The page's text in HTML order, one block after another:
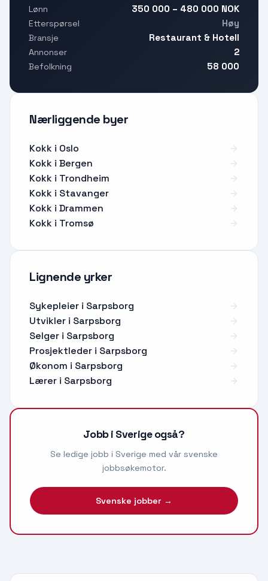
Lønn 350 000 – 480 000 NOK
Etterspørsel Høy
Bransje Restaurant & Hotell
Annonser 2
Befolkning 58 000
Nærliggende byer
Kokk i Oslo
Kokk i Bergen
Kokk i Trondheim
Kokk i Stavanger
Kokk i Drammen
Kokk i Tromsø
Lignende yrker
Sykepleier i Sarpsborg
Utvikler i Sarpsborg
Selger i Sarpsborg
Prosjektleder i Sarpsborg
Økonom i Sarpsborg
Lærer i Sarpsborg
Jobb i Sverige også?
Se ledige jobb i Sverige med vår svenske
jobbsøkemotor.
Svenske jobber →